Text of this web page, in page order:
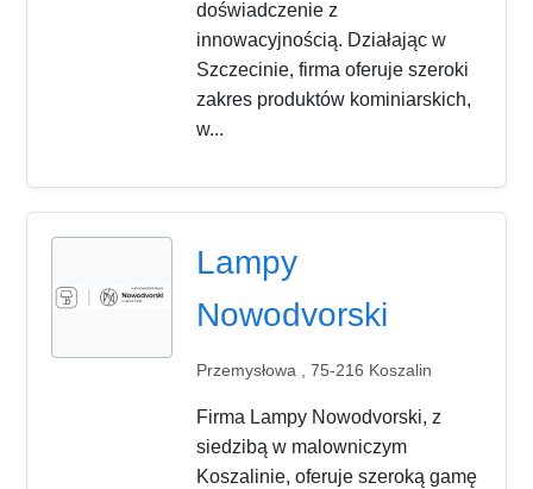
doświadczenie z
innowacyjnością. Działając w
Szczecinie, firma oferuje szeroki
zakres produktów kominiarskich,
w...
Lampy
Nowodvorski
Przemysłowa , 75-216 Koszalin
Firma Lampy Nowodvorski, z
siedzibą w malowniczym
Koszalinie, oferuje szeroką gamę